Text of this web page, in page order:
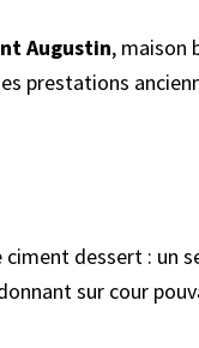
Augustin, maison
prestations
dessert : un
sur cour